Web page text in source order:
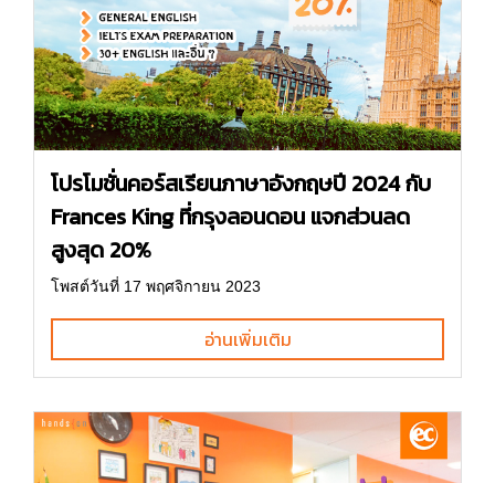
โปรโมชั่นคอร์สเรียนภาษาอังกฤษปี 2024 กับ
Frances King ที่กรุงลอนดอน แจกส่วนลด
สูงสุด 20%
โพสต์วันที่ 17 พฤศจิกายน 2023
อ่านเพิ่มเติม